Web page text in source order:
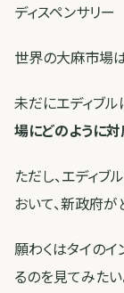
ディスペンサリー
世界の大麻市場
未だにエディブル
場にどのように
ただし、エディ
おいて、新政府
願わくはタイのイ
るのを見てみたい